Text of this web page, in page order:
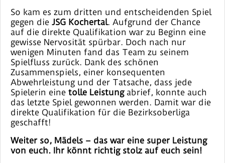
So kam es zum dritten und entscheidenden Spiel
gegen die JSG Kochertal. Aufgrund der Chance
auf die direkte Qualifikation war zu Beginn eine
gewisse Nervosität spürbar. Doch nach nur
wenigen Minuten fand das Team zu seinem
Spielfluss zurück. Dank des schönen
Zusammenspiels, einer konsequenten
Abwehrleistung und der Tatsache, dass jede
Spielerin eine tolle Leistungabrief, konnte auch
das letzte Spiel gewonnen werden. Damit war die
direkte Qualifikation für die Bezirksoberliga
geschafft!
Weiter so, Mädels – das war eine super Leistung
von euch. Ihr könnt richtig stolz auf euch sein!